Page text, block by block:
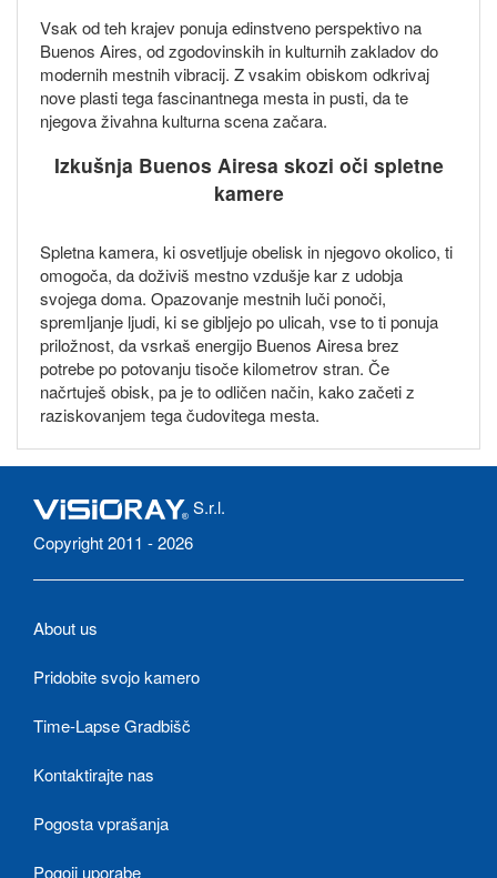
Vsak od teh krajev ponuja edinstveno perspektivo na
Buenos Aires, od zgodovinskih in kulturnih zakladov do
modernih mestnih vibracij. Z vsakim obiskom odkrivaj
nove plasti tega fascinantnega mesta in pusti, da te
njegova živahna kulturna scena začara.
Izkušnja Buenos Airesa skozi oči spletne
kamere
Spletna kamera, ki osvetljuje obelisk in njegovo okolico, ti
omogoča, da doživiš mestno vzdušje kar z udobja
svojega doma. Opazovanje mestnih luči ponoči,
spremljanje ljudi, ki se gibljejo po ulicah, vse to ti ponuja
priložnost, da vsrkaš energijo Buenos Airesa brez
potrebe po potovanju tisoče kilometrov stran. Če
načrtuješ obisk, pa je to odličen način, kako začeti z
raziskovanjem tega čudovitega mesta.
S.r.l.
Copyright 2011 - 2026
About us
Pridobite svojo kamero
Time-Lapse Gradbišč
Kontaktirajte nas
Pogosta vprašanja
Pogoji uporabe